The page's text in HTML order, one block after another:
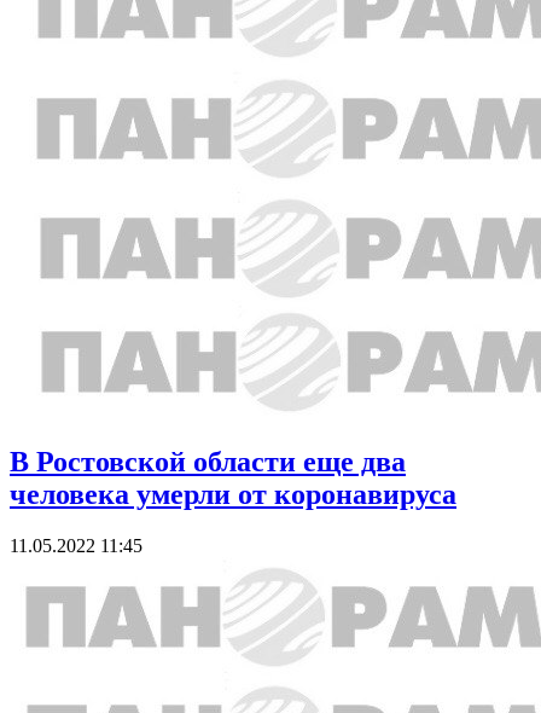
В Ростовской области еще два
человека умерли от коронавируса
11.05.2022 11:45